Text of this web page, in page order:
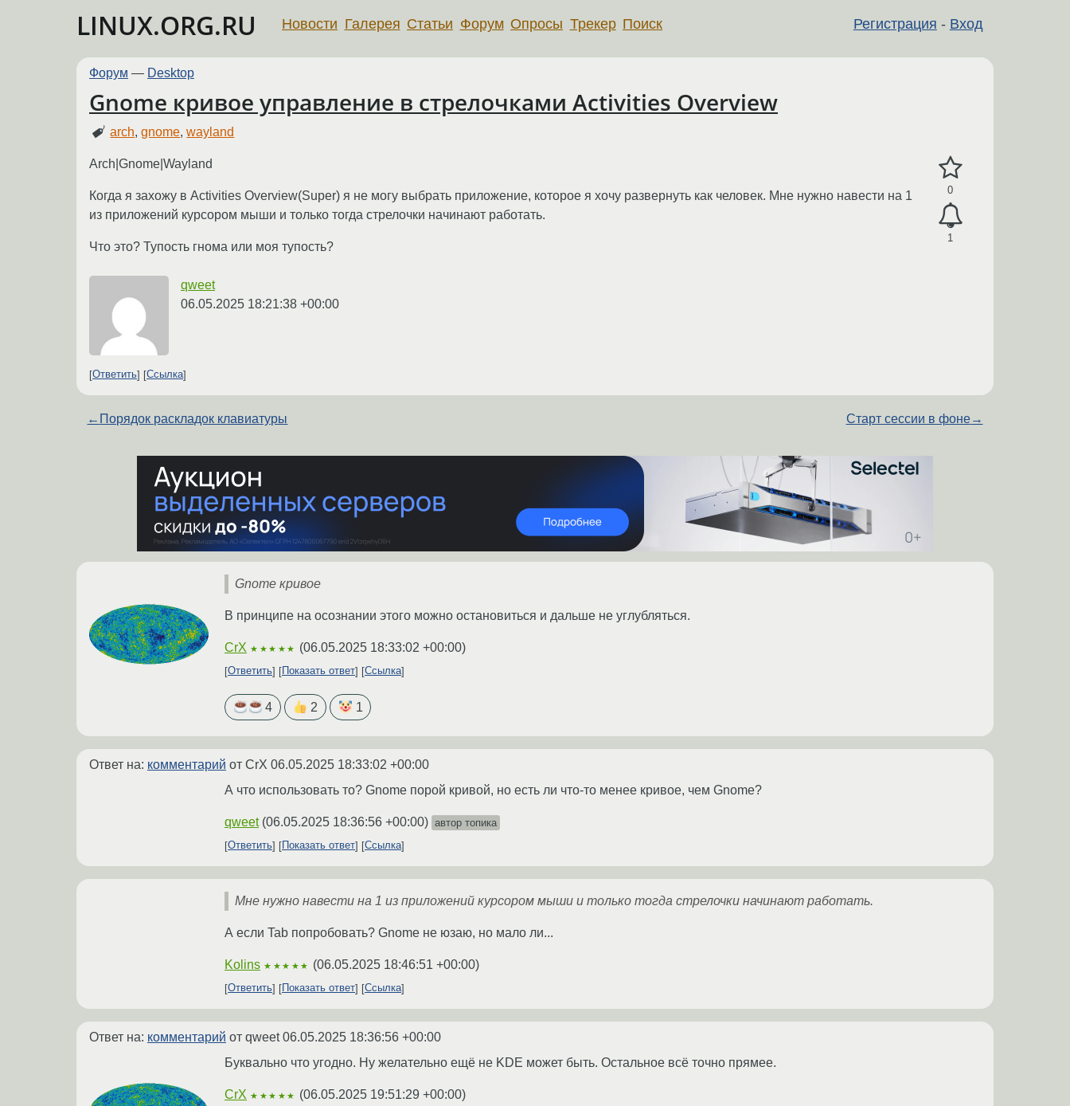
LINUX.ORG.RU Регистрация - Вход
Новости Галерея Статьи Форум Опросы Трекер Поиск
Форум — Desktop
Gnome кривое управление в стрелочками Activities Overview
arch,gnome,wayland
0
1
Arch|Gnome|Wayland
Когда я захожу в Activities Overview(Super) я не могу выбрать приложение, которое я хочу развернуть как человек. Мне нужно навести на 1
из приложений курсором мыши и только тогда стрелочки начинают работать.
Что это? Тупость гнома или моя тупость?
qweet
06.05.2025 18:21:38 +00:00
Ответить Ссылка
← Порядок раскладок клавиатуры Старт сессии в фоне→
Gnome кривое
В принципе на осознании этого можно остановиться и дальше не углубляться.
CrX ★★★★★ (06.05.2025 18:33:02 +00:00)
Ответить Показать ответ Ссылка
4 2 1
Ответ на: комментарий от CrX 06.05.2025 18:33:02 +00:00
А что использовать то? Gnome порой кривой, но есть ли что-то менее кривое, чем Gnome?
qweet (06.05.2025 18:36:56 +00:00) автор топика
Ответить
Показать ответ Ссылка
Мне нужно навести на 1 из приложений курсором мыши и только тогда стрелочки начинают работать.
А если Tab попробовать? Gnome не юзаю, но мало ли...
Kolins ★★★★★ (06.05.2025 18:46:51 +00:00)
Ответить Показать ответ Ссылка
Ответ на: комментарий от qweet06.05.2025 18:36:56 +00:00
Буквально что угодно. Ну желательно ещё не KDE может быть. Остальное всё точно прямее.
CrX ★★★★★ (06.05.2025 19:51:29 +00:00)